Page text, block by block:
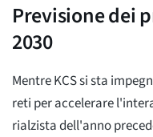
Previsione dei
2030
Mentre KCS si sta
reti per accelerare
rialzista dell'anno